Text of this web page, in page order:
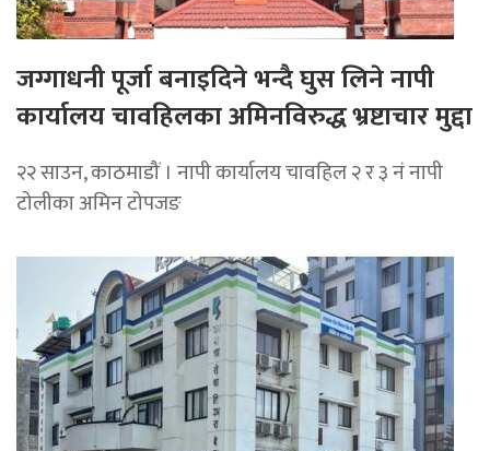
जग्गाधनी पूर्जा बनाइदिने भन्दै घुस लिने नापी
कार्यालय चावहिलका अमिनविरुद्ध भ्रष्टाचार मुद्दा
२२ साउन, काठमाडौं । नापी कार्यालय चावहिल २ र ३ नं नापी
टोलीका अमिन टोपजङ